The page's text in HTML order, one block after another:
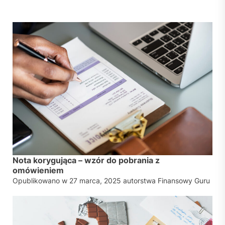
Nota korygująca – wzór do pobrania z
omówieniem
Opublikowano w 27 marca, 2025 autorstwa Finansowy Guru